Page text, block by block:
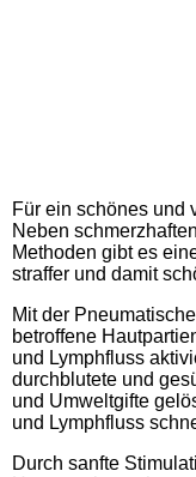
Für ein schönes und
Neben
Methoden gibt es
straffer und damit
Mit der
betroffene
und Lymphfluss
durchblutete und
und Umweltgifte
und Lymphfluss
Durch sanfte